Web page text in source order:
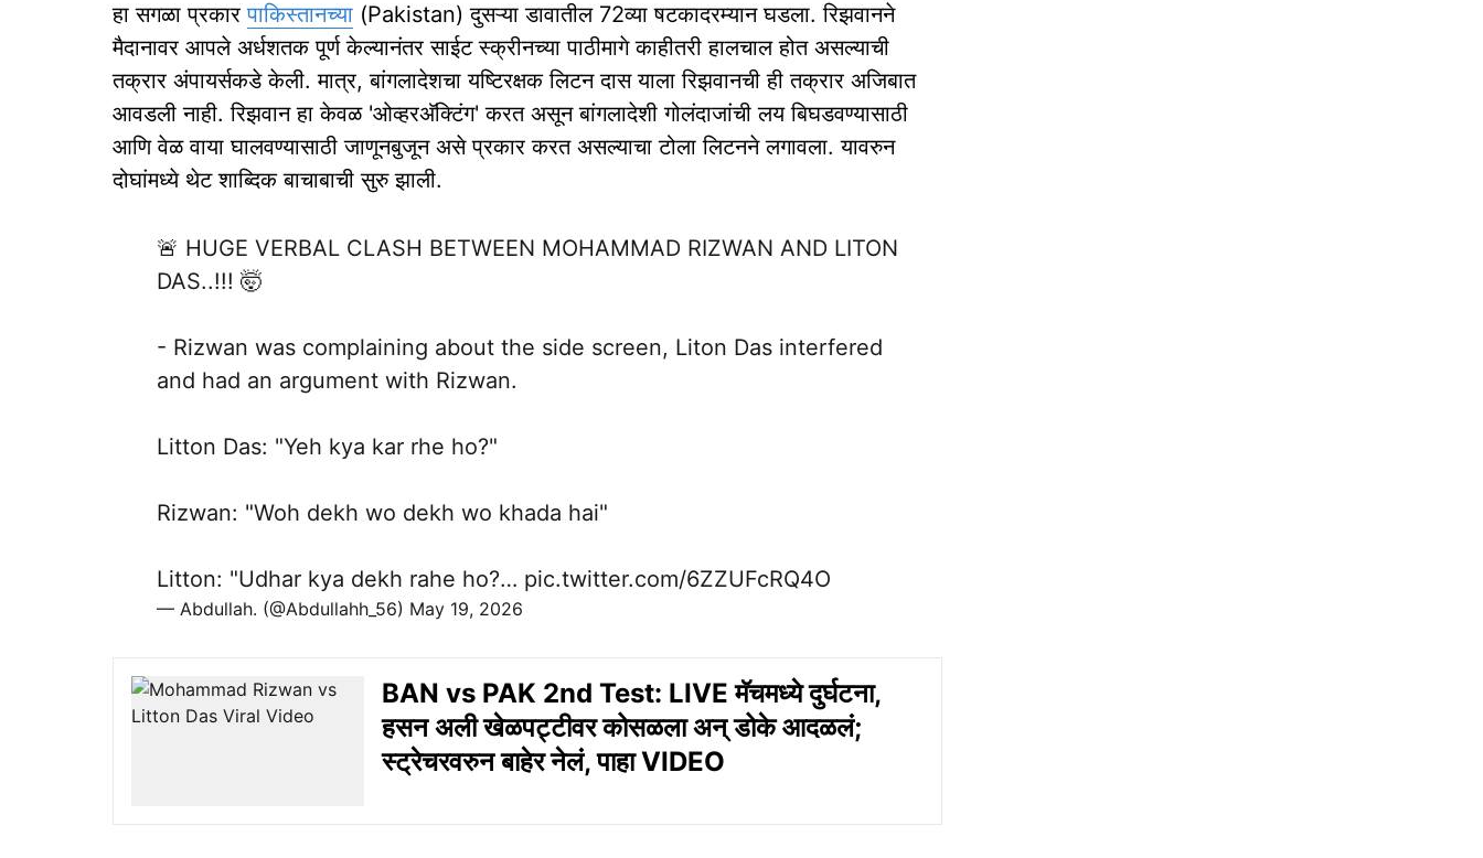
हा सगळा प्रकारपाकिस्तानच्या (Pakistan) दुसऱ्या डावातील 72व्या षटकादरम्यान घडला. रिझवानने
मैदानावर आपले अर्धशतक पूर्ण केल्यानंतर साईट स्क्रीनच्या पाठीमागे काहीतरी हालचाल होत असल्याची
तक्रार अंपायर्सकडे केली. मात्र, बांगलादेशचा यष्टिरक्षक लिटन दास याला रिझवानची ही तक्रार अजिबात
आवडली नाही. रिझवान हा केवळ 'ओव्हरअ‍ॅक्टिंग' करत असून बांगलादेशी गोलंदाजांची लय बिघडवण्यासाठी
आणि वेळ वाया घालवण्यासाठी जाणूनबुजून असे प्रकार करत असल्याचा टोला लिटनने लगावला. यावरुन
दोघांमध्ये थेट शाब्दिक बाचाबाची सुरु झाली.
🚨 HUGE VERBAL CLASH BETWEEN MOHAMMAD RIZWAN AND LITON
DAS..!!! 🤯
- Rizwan was complaining about the side screen, Liton Das interfered
and had an argument with Rizwan.
Litton Das: "Yeh kya kar rhe ho?"
Rizwan: "Woh dekh wo dekh wo khada hai"
Litton: "Udhar kya dekh rahe ho?… pic.twitter.com/6ZZUFcRQ4O
— Abdullah. (@Abdullahh_56) May 19, 2026
BAN vs PAK 2nd Test: LIVE मॅचमध्ये दुर्घटना,
हसन अली खेळपट्टीवर कोसळला अन् डोके आदळलं;
स्ट्रेचरवरुन बाहेर नेलं, पाहा VIDEO